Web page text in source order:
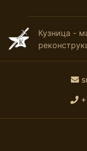
Кузница -